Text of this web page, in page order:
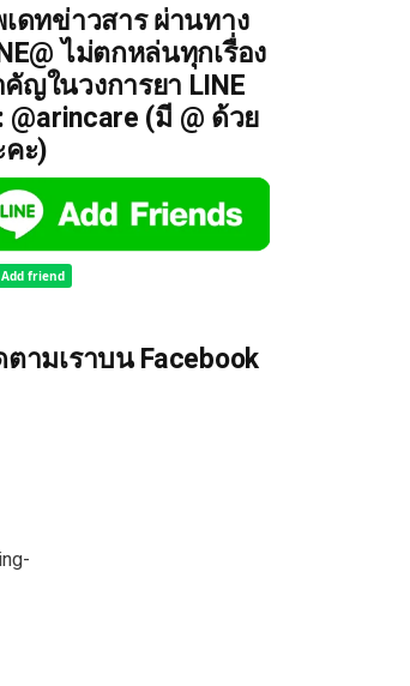
ดทข่าวสาร ผ่านทาง
ไม่ตกหล่นทุกเรื่อง
ญในวงการยา LINE
@arincare (มี @ ด้วย
ะ)
ามเราบน Facebook